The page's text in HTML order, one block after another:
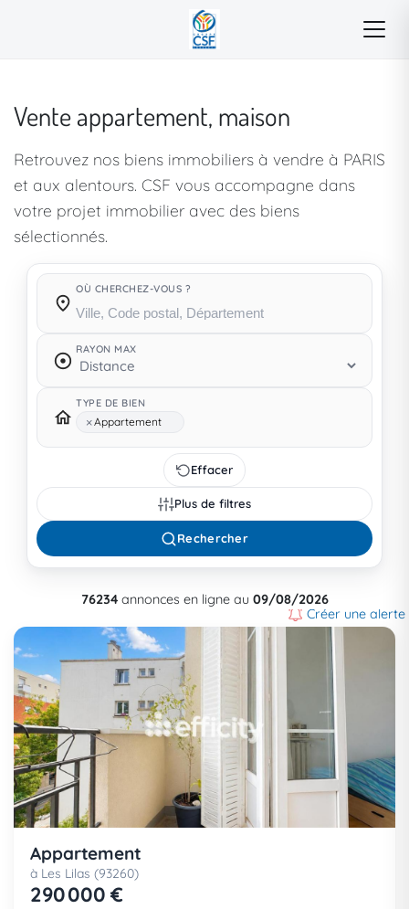
Vente appartement, maison
Retrouvez nos biens immobiliers à vendre à PARIS
et aux alentours. CSF vous accompagne dans
votre projet immobilier avec des biens
sélectionnés.
OÙ CHERCHEZ-VOUS ?
RAYON MAX
TYPE DE BIEN
×Appartement
Effacer
Plus de filtres
Rechercher
76234annonces en ligne au 09/08/2026
Créer une alerte
Appartement
à Les Lilas (93260)
290 000 €